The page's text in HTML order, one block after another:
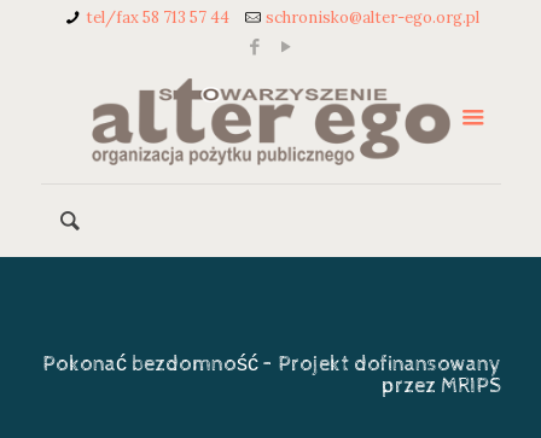
tel/fax 58 713 57 44 schronisko@alter-ego.org.pl
Pokonać bezdomność – Projekt dofinansowany
przez MRIPS